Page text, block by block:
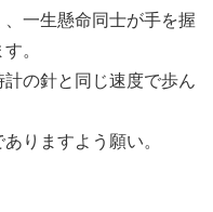
一生懸命同士が手を握
。
の針と同じ速度で歩ん
りますよう願い。